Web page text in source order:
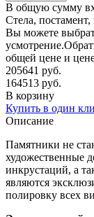
В общую сумму
Стела,
Вы можете
общей цене и
205641 руб.
164513 руб.
В корзину
Купить в один
Описание
Памятники не
художественные
инкрустаций, а
являются
полировку всех